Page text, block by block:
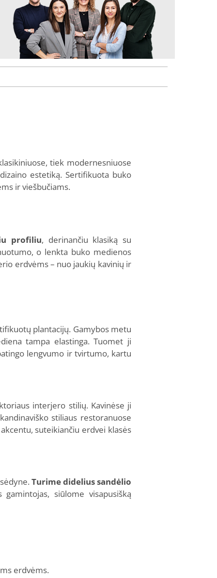
tiek modernesniuose
estetiką. Sertifikuota buko
ir viešbučiams.
profiliu, derinančiu klasiką su
o lenkta buko medienos
erdvėms – nuo jaukių kavinių ir
plantacijų. Gamybos metu
tampa elastinga. Tuomet ji
lengvumo ir tvirtumo, kartu
interjero stilių. Kavinėse ji
stiliaus restoranuose
suteikiančiu erdvei klasės
Turime didelius sandėlio
siūlome visapusišką
erdvėms.